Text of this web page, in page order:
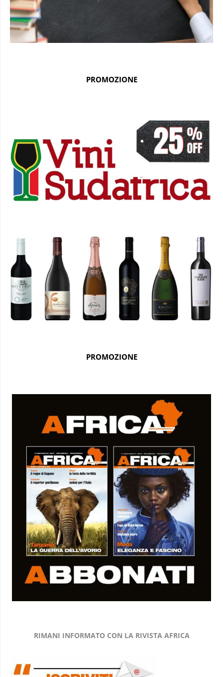
PROMOZIONE
PROMOZIONE
RIMANI INFORMATO CON LA RIVISTA AFRICA